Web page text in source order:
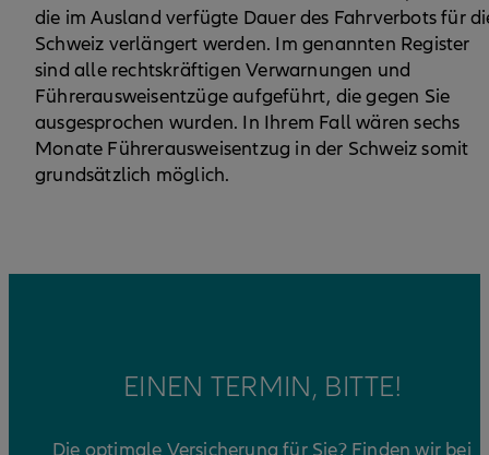
die im Ausland verfügte Dauer des Fahrverbots für
Schweiz verlängert werden. Im genannten Register
sind alle rechtskräftigen Verwarnungen und
Führerausweisentzüge aufgeführt, die gegen Sie
ausgesprochen wurden. In Ihrem Fall wären sechs
Monate Führerausweisentzug in der Schweiz somit
grundsätzlich möglich.
EINEN TERMIN, BITTE!
Die optimale Versicherung für Sie? Finden wir bei